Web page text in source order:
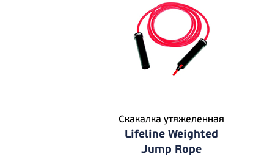
Скакалка утяжеленная
Lifeline Weighted
Jump Rope